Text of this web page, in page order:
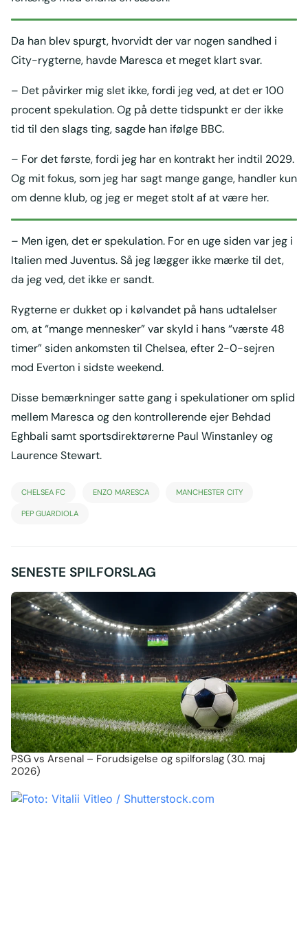
Da han blev spurgt, hvorvidt der var nogen sandhed i
City-rygterne, havde Maresca et meget klart svar.
– Det påvirker mig slet ikke, fordi jeg ved, at det er 100
procent spekulation. Og på dette tidspunkt er der ikke
tid til den slags ting, sagde han ifølge BBC.
– For det første, fordi jeg har en kontrakt her indtil 2029.
Og mit fokus, som jeg har sagt mange gange, handler kun
om denne klub, og jeg er meget stolt af at være her.
– Men igen, det er spekulation. For en uge siden var jeg i
Italien med Juventus. Så jeg lægger ikke mærke til det,
da jeg ved, det ikke er sandt.
Rygterne er dukket op i kølvandet på hans udtalelser
om, at “mange mennesker” var skyld i hans “værste 48
timer” siden ankomsten til Chelsea, efter 2-0-sejren
mod Everton i sidste weekend.
Disse bemærkninger satte gang i spekulationer om splid
mellem Maresca og den kontrollerende ejer Behdad
Eghbali samt sportsdirektørerne Paul Winstanley og
Laurence Stewart.
CHELSEA FC ENZO MARESCA MANCHESTER CITY
PEP GUARDIOLA
SENESTE SPILFORSLAG
PSG vs Arsenal – Forudsigelse og spilforslag (30. maj
2026)